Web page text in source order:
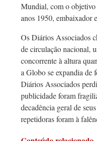
Mundial, com o objetivo
anos 1950, embaixador
Os Diários Associados
de circulação nacional,
concorrente à altura
a Globo se expandia de
Diários Associados
publicidade foram
decadência geral de
repetidoras foram à